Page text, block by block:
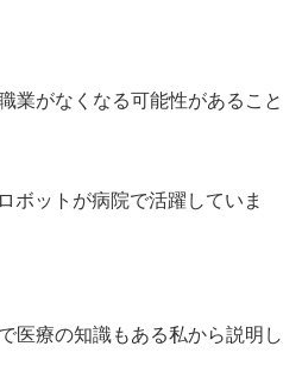
業がなくなる可能性があること
ボットが病院で活躍していま
医療の知識もある私から説明し